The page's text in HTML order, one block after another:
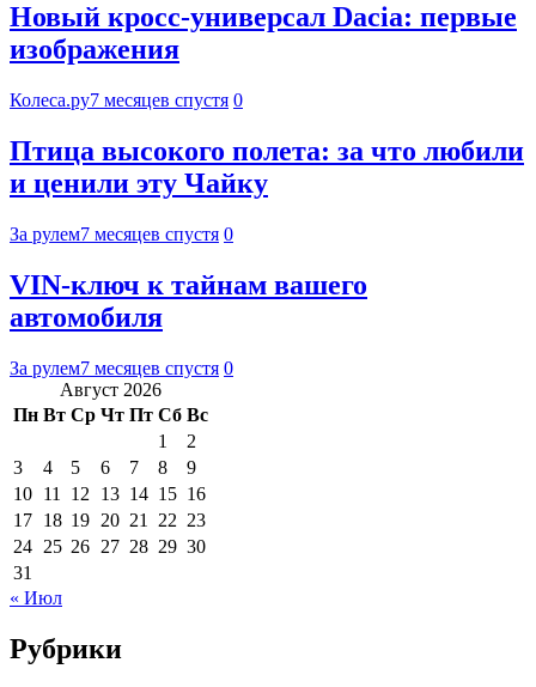
Новый кросс-универсал Dacia: первые
изображения
Колеса.ру7 месяцев спустя 0
Птица высокого полета: за что любили
и ценили эту Чайку
За рулем7 месяцев спустя 0
VIN-ключ к тайнам вашего
автомобиля
За рулем7 месяцев спустя 0
Август 2026
Пн Вт Ср Чт Пт Сб Вс
1
2
3
4 5 6 7 8
9
10 11 12 13 14 15 16
17 18 19 20 21 22 23
24 25 26 27 28 29 30
31
« Июл
Рубрики